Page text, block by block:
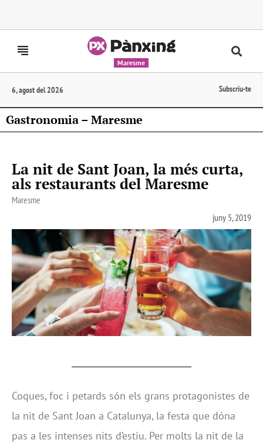
Maresme
6, agost del 2026 Subscriu-te
Gastronomia – Maresme
La nit de Sant Joan, la més curta,
als restaurants del Maresme
Maresme
juny 5, 2019
Coques, foc i petards són els grans protagonistes de
la nit de Sant Joan a Catalunya, la festa que dóna
pas a les intenses nits d’estiu. Per molts la nit de la